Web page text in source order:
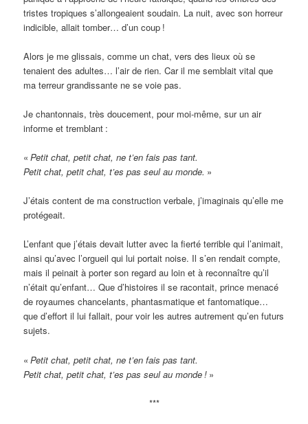
tristes tropiques s’allongeaient soudain. La nuit, avec son horreur
indicible, allait tomber… d’un coup !
Alors je me glissais, comme un chat, vers des lieux où se
tenaient des adultes… l’air de rien. Car il me semblait vital que
ma terreur grandissante ne se voie pas.
Je chantonnais, très doucement, pour moi-même, sur un air
informe et tremblant :
« Petit chat, petit chat, ne t’en fais pas tant.
Petit chat, petit chat, t’es pas seul au monde. »
J’étais content de ma construction verbale, j’imaginais qu’elle me
protégeait.
L’enfant que j’étais devait lutter avec la fierté terrible qui l’animait,
ainsi qu’avec l’orgueil qui lui portait noise. Il s’en rendait compte,
mais il peinait à porter son regard au loin et à reconnaître qu’il
n’était qu’enfant… Que d’histoires il se racontait, prince menacé
de royaumes chancelants, phantasmatique et fantomatique…
que d’effort il lui fallait, pour voir les autres autrement qu’en futurs
sujets.
« Petit chat, petit chat, ne t’en fais pas tant.
Petit chat, petit chat, t’es pas seul au monde ! »
***